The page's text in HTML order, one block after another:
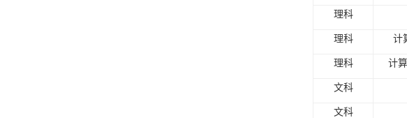
理科
理科 计
理科 计
文科
文科